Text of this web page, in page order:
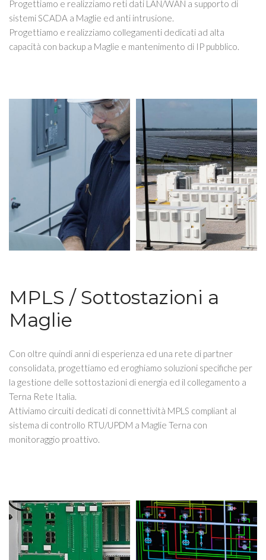
Progettiamo e realizziamo reti dati LAN/WAN a supporto di
sistemi SCADA a Maglie ed anti intrusione.
Progettiamo e realizziamo collegamenti dedicati ad alta
capacità con backup a Maglie e mantenimento di IP pubblico.
MPLS / Sottostazioni a
Maglie
Con oltre quindi anni di esperienza ed una rete di partner
consolidata, progettiamo ed eroghiamo soluzioni specifiche per
la gestione delle sottostazioni di energia ed il collegamento a
Terna Rete Italia.
Attiviamo circuiti dedicati di connettività MPLS compliant al
sistema di controllo RTU/UPDM a Maglie Terna con
monitoraggio proattivo.